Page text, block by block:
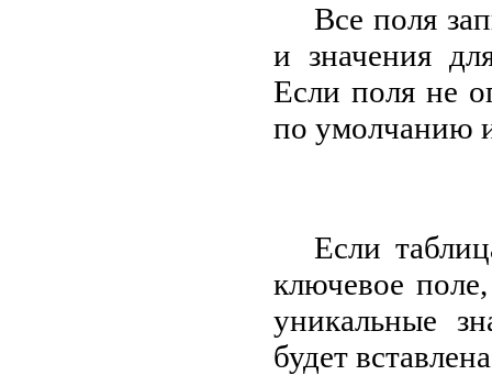
Все поля
и значения
Если поля не
по умолчанию
Если
ключевое
уникальные
будет